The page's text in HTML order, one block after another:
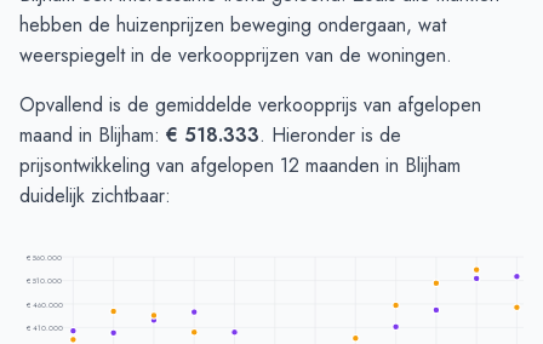
hebben de huizenprijzen beweging ondergaan, wat
weerspiegelt in de verkoopprijzen van de woningen.
Opvallend is de gemiddelde verkoopprijs van afgelopen
maand in Blijham: € 518.333. Hieronder is de
prijsontwikkeling van afgelopen 12 maanden in Blijham
duidelijk zichtbaar:
€ 560.000
€ 510.000
€ 460.000
€ 410.000